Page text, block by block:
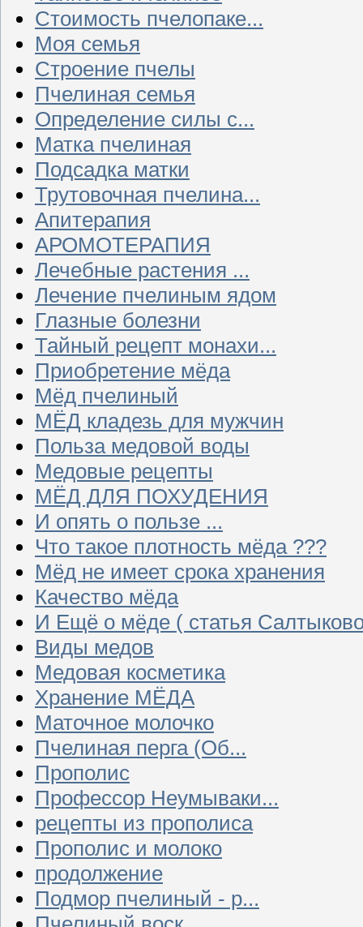
Стоимость пчелопаке...
Моя семья
Строение пчелы
Пчелиная семья
Определение силы с...
Матка пчелиная
Подсадка матки
Трутовочная пчелина...
Апитерапия
АРОМОТЕРАПИЯ
Лечебные растения ...
Лечение пчелиным ядом
Глазные болезни
Тайный рецепт монахи...
Приобретение мёда
Мёд пчелиный
МЁД кладезь для мужчин
Польза медовой воды
Медовые рецепты
МЁД ДЛЯ ПОХУДЕНИЯ
И опять о пользе ...
Что такое плотность мёда ???
Мёд не имеет срока хранения
Качество мёда
И Ещё о мёде ( статья
Виды медов
Медовая косметика
Хранение МЁДА
Маточное молочко
Пчелиная перга (Об...
Прополис
Профессор Неумываки...
рецепты из прополиса
Прополис и молоко
продолжение
Подмор пчелиный - р...